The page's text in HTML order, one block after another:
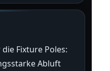
Fixture Poles:
Abluft